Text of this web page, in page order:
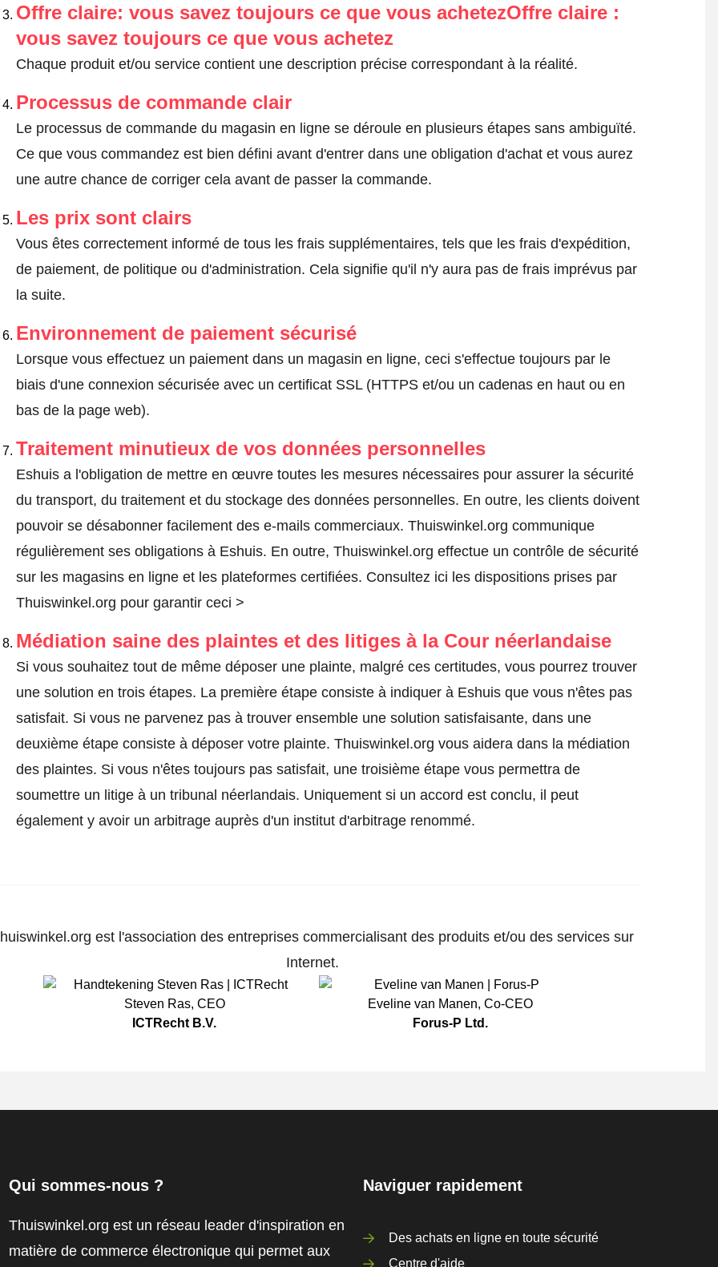
Offre claire: vous savez toujours ce que vous achetezOffre claire :
vous savez toujours ce que vous achetez
Chaque produit et/ou service contient une description précise correspondant à la réalité.
Processus de commande clair
Le processus de commande du magasin en ligne se déroule en plusieurs étapes sans ambiguïté.
Ce que vous commandez est bien défini avant d'entrer dans une obligation d'achat et vous aurez
une autre chance de corriger cela avant de passer la commande.
Les prix sont clairs
Vous êtes correctement informé de tous les frais supplémentaires, tels que les frais d'expédition,
de paiement, de politique ou d'administration. Cela signifie qu'il n'y aura pas de frais imprévus par
la suite.
Environnement de paiement sécurisé
Lorsque vous effectuez un paiement dans un magasin en ligne, ceci s'effectue toujours par le
biais d'une connexion sécurisée avec un certificat SSL (HTTPS et/ou un cadenas en haut ou en
bas de la page web).
Traitement minutieux de vos données personnelles
Eshuis a l'obligation de mettre en œuvre toutes les mesures nécessaires pour assurer la sécurité
du transport, du traitement et du stockage des données personnelles. En outre, les clients doivent
pouvoir se désabonner facilement des e-mails commerciaux. Thuiswinkel.org communique
régulièrement ses obligations à Eshuis. En outre, Thuiswinkel.org effectue un contrôle de sécurité
sur les magasins en ligne et les plateformes certifiées. Consultez ici les dispositions prises par
Thuiswinkel.org pour garantir ceci >
Médiation saine des plaintes et des litiges à la Cour néerlandaise
Si vous souhaitez tout de même déposer une plainte, malgré ces certitudes, vous pourrez trouver
une solution en trois étapes. La première étape consiste à indiquer à Eshuis que vous n'êtes pas
satisfait. Si vous ne parvenez pas à trouver ensemble une solution satisfaisante, dans une
deuxième étape consiste à déposer votre plainte. Thuiswinkel.org vous aidera dans la médiation
des plaintes. Si vous n'êtes toujours pas satisfait, une troisième étape vous permettra de
soumettre un litige à un tribunal néerlandais. Uniquement si un accord est conclu, il peut
également y avoir un arbitrage auprès d'un institut d'arbitrage renommé.
est l'association des entreprises commercialisant des produits et/ou des services sur
Internet.
Steven Ras, CEO
ICTRecht B.V.
Eveline van Manen, Co-CEO
Forus-P Ltd.
Qui sommes-nous ?
Thuiswinkel.org est un réseau leader d'inspiration en
matière de commerce électronique qui permet aux
Naviguer rapidement
Des achats en ligne en toute sécurité
Centre d'aide